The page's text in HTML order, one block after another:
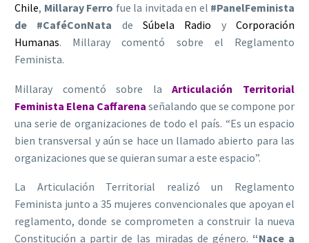
Chile, Millaray Ferro fue la invitada en el #PanelFeminista
de #CaféConNata deSúbela Radio yCorporación
Humanas. Millaray comentó sobre el Reglamento
Feminista.
Millaray comentó sobre laArticulación Territorial
Feminista Elena Caffarena señalando que se compone por
una serie de organizaciones de todo el país. “Es un espacio
bien transversal y aún se hace un llamado abierto para las
organizaciones que se quieran sumar a este espacio”.
La Articulación Territorial realizó un Reglamento
Feminista junto a 35 mujeres convencionales que apoyan el
reglamento, donde se comprometen a construir la nueva
Constitución a partir de las miradas de género. “Nace a